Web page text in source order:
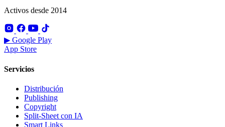
Activos desde 2014
▶ Google Play
App Store
Servicios
Distribución
Publishing
Copyright
Split-Sheet con IA
Smart Links